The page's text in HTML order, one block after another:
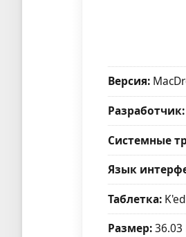
Версия:
Разработчик:
Системные
Язык
Таблетка:
Размер:36.03